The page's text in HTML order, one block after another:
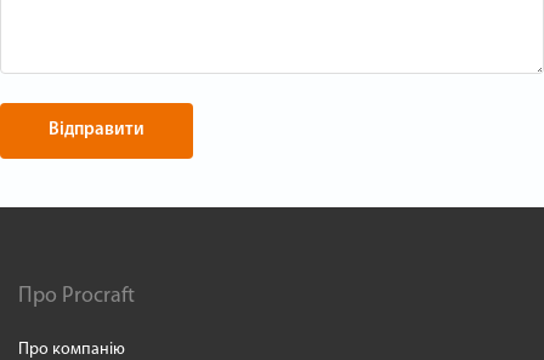
Відправити
Про Procraft
Про компанію